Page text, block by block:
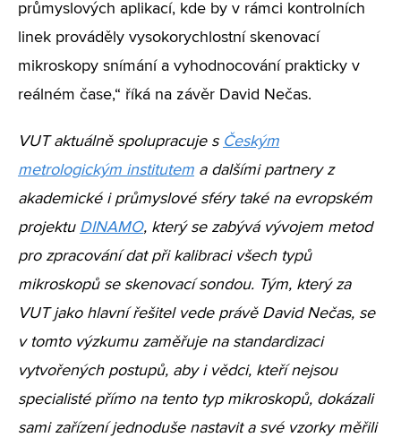
průmyslových aplikací, kde by v rámci kontrolních
linek prováděly vysokorychlostní skenovací
mikroskopy snímání a vyhodnocování prakticky v
reálném čase,“ říká na závěr David Nečas.
VUT aktuálně spolupracuje s Českým
metrologickým institutem a dalšími partnery z
akademické i průmyslové sféry také na evropském
projektu DINAMO, který se zabývá vývojem metod
pro zpracování dat při kalibraci všech typů
mikroskopů se skenovací sondou. Tým, který za
VUT jako hlavní řešitel vede právě David Nečas, se
v tomto výzkumu zaměřuje na standardizaci
vytvořených postupů, aby i vědci, kteří nejsou
specialisté přímo na tento typ mikroskopů, dokázali
sami zařízení jednoduše nastavit a své vzorky měřili